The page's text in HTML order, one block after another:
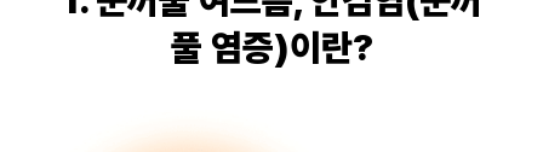
풀 염증)이란?